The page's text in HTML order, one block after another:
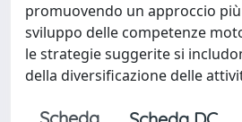
promuovendo un approccio
sviluppo delle competenze
le strategie suggerite si
della diversificazione delle